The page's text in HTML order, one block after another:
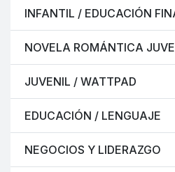
INFANTIL / EDUCACIÓN
NOVELA ROMÁNTICA
JUVENIL / WATTPAD
EDUCACIÓN / LENGUAJE
NEGOCIOS Y LIDERAZGO